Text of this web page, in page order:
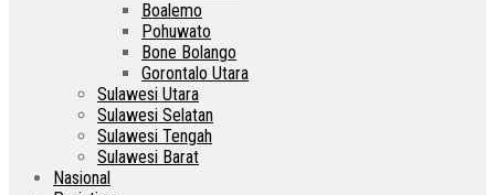
Boalemo
Pohuwato
Bone Bolango
Gorontalo Utara
Sulawesi Utara
Sulawesi Selatan
Sulawesi Tengah
Sulawesi Barat
Nasional